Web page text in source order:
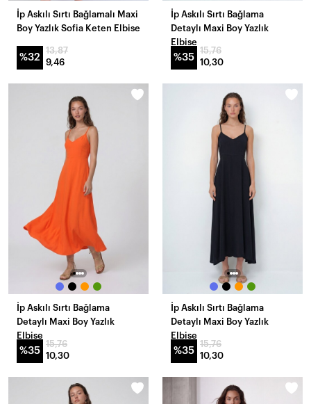
İp Askılı Sırtı Bağlamalı Maxi
Boy Yazlık Sofia Keten Elbise
%32
13,87
9,46
İp Askılı Sırtı Bağlama
Detaylı Maxi Boy Yazlık
Elbise
%35
15,76
10,30
İp Askılı Sırtı Bağlama
Detaylı Maxi Boy Yazlık
Elbise
%35
15,76
10,30
İp Askılı Sırtı Bağlama
Detaylı Maxi Boy Yazlık
Elbise
%35
15,76
10,30